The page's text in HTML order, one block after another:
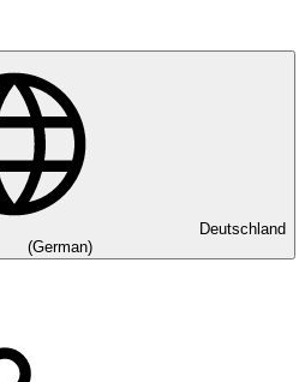
Deutschland
(German)